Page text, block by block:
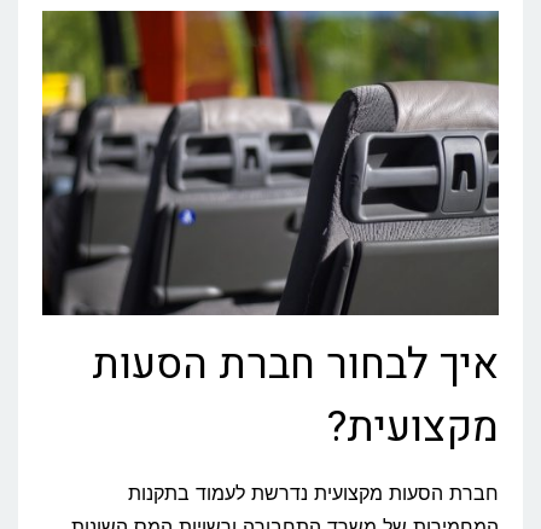
איך לבחור חברת הסעות
מקצועית?
חברת הסעות מקצועית נדרשת לעמוד בתקנות